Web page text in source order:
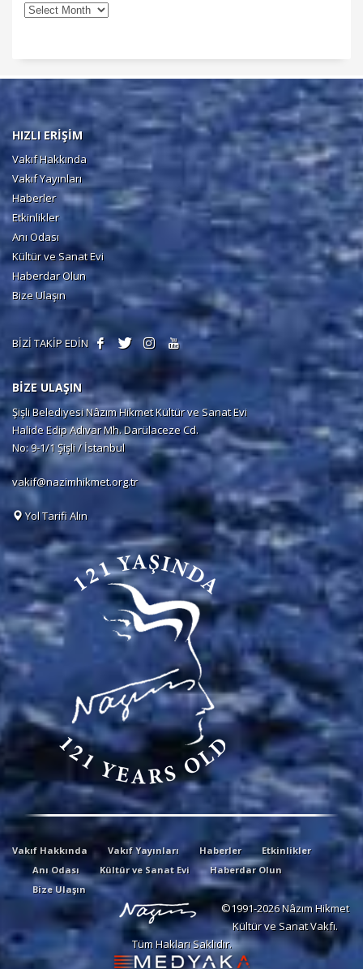
HIZLI ERİŞİM
Vakıf Hakkında
Vakıf Yayınları
Haberler
Etkinlikler
Anı Odası
Kültür ve Sanat Evi
Haberdar Olun
Bize Ulaşın
BİZİ TAKİP EDİN
BİZE ULAŞIN
Şişli Belediyesi Nâzım Hikmet Kültür ve Sanat Evi
Halide Edip Adıvar Mh. Darülaceze Cd.
No: 9-1/1 Şişli / İstanbul
vakif@nazimhikmet.org.tr
Yol Tarifi Alın
Vakıf Hakkında Vakıf Yayınları Haberler
Etkinlikler
Anı Odası
Kültür ve Sanat Evi
Haberdar Olun
Bize Ulaşın
©1991-2026 Nâzım Hikmet
Kültür ve Sanat Vakfı.
Tüm Hakları Saklıdır.